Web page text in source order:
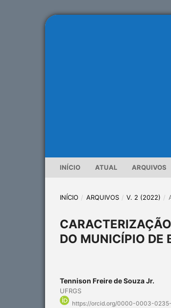
INÍCIO ATUAL ARQUIVOS
INÍCIO / ARQUIVOS / V. 2 (2022) /
DO MUNICÍPIO DE
Tennison Freire de Souza Jr.
UFRGS
https://orcid.org/0000-0003-